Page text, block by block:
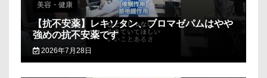
美容・健康
【抗不安薬】レキソタン、ブロマゼパムはやや
強めの抗不安薬です
2026年7月28日